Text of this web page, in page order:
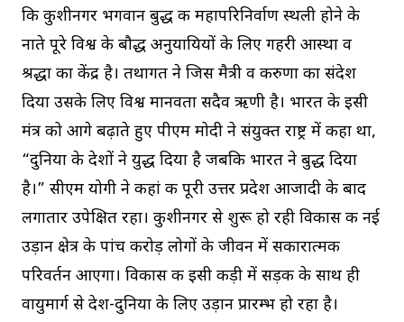
कि कुशीनगर भगवान बुद्ध की महापरिनिर्वाण स्थली होने के
नाते पूरे विश्व के बौद्ध अनुयायियों के लिए गहरी आस्था व
श्रद्धा का केंद्र है। तथागत ने जिस मैत्री व करुणा का संदेश
दिया उसके लिए विश्व मानवता सदैव ऋणी है। भारत के इसी
मंत्र को आगे बढ़ाते हुए पीएम मोदी ने संयुक्त राष्ट्र में कहा था,
“दुनिया के देशों ने युद्ध दिया है जबकि भारत ने बुद्ध दिया
है।” सीएम योगी ने कहां की पूरी उत्तर प्रदेश आजादी के बाद
लगातार उपेक्षित रहा। कुशीनगर से शुरू हो रही विकास की नई
उड़ान क्षेत्र के पांच करोड़ लोगों के जीवन में सकारात्मक
परिवर्तन आएगा। विकास की इसी कड़ी में सड़क के साथ ही
वायुमार्ग से देश-दुनिया के लिए उड़ान प्रारम्भ हो रहा है।